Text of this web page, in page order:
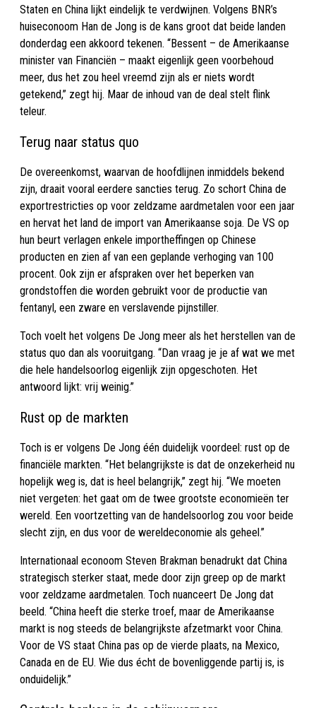
Staten en China lijkt eindelijk te verdwijnen. Volgens BNR’s
huiseconoom Han de Jong is de kans groot dat beide landen
donderdag een akkoord tekenen. “Bessent – de Amerikaanse
minister van Financiën – maakt eigenlijk geen voorbehoud
meer, dus het zou heel vreemd zijn als er niets wordt
getekend,” zegt hij. Maar de inhoud van de deal stelt flink
teleur.
Terug naar status quo
De overeenkomst, waarvan de hoofdlijnen inmiddels bekend
zijn, draait vooral eerdere sancties terug. Zo schort China de
exportrestricties op voor zeldzame aardmetalen voor een jaar
en hervat het land de import van Amerikaanse soja. De VS op
hun beurt verlagen enkele importheffingen op Chinese
producten en zien af van een geplande verhoging van 100
procent. Ook zijn er afspraken over het beperken van
grondstoffen die worden gebruikt voor de productie van
fentanyl, een zware en verslavende pijnstiller.
Toch voelt het volgens De Jong meer als het herstellen van de
status quo dan als vooruitgang. “Dan vraag je je af wat we met
die hele handelsoorlog eigenlijk zijn opgeschoten. Het
antwoord lijkt: vrij weinig.”
Rust op de markten
Toch is er volgens De Jong één duidelijk voordeel: rust op de
financiële markten. “Het belangrijkste is dat de onzekerheid nu
hopelijk weg is, dat is heel belangrijk,” zegt hij. “We moeten
niet vergeten: het gaat om de twee grootste economieën ter
wereld. Een voortzetting van de handelsoorlog zou voor beide
slecht zijn, en dus voor de wereldeconomie als geheel.”
Internationaal econoom Steven Brakman benadrukt dat China
strategisch sterker staat, mede door zijn greep op de markt
voor zeldzame aardmetalen. Toch nuanceert De Jong dat
beeld. “China heeft die sterke troef, maar de Amerikaanse
markt is nog steeds de belangrijkste afzetmarkt voor China.
Voor de VS staat China pas op de vierde plaats, na Mexico,
Canada en de EU. Wie dus écht de bovenliggende partij is, is
onduidelijk.”